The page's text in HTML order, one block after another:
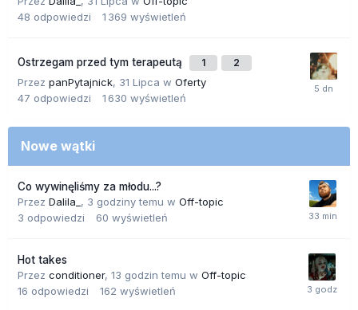
48 odpowiedzi 1 369 wyświetleń
Ostrzegam przed tym terapeutą 1 2
Przez panPytajnick, 31 Lipca w Oferty
47 odpowiedzi 1 630 wyświetleń
Nowe wątki
Co wywinęliśmy za młodu...?
Przez Dalila_ , 3 godziny temu w Off-topic
3 odpowiedzi 60 wyświetleń
Hot takes
Przez conditioner, 13 godzin temu w Off-topic
16 odpowiedzi 162 wyświetleń